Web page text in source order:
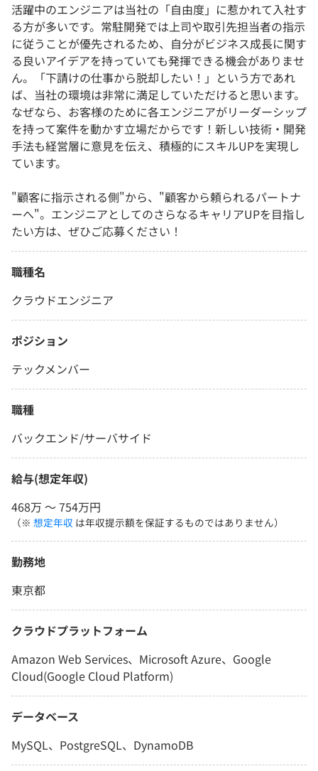
活躍中のエンジニアは当社の「自由度」に惹かれて入社す
る方が多いです。常駐開発では上司や取引先担当者の指示
に従うことが優先されるため、自分がビジネス成長に関す
る良いアイデアを持っていても発揮できる機会がありませ
ん。「下請けの仕事から脱却したい！」という方であれ
ば、当社の環境は非常に満足していただけると思います。
なぜなら、お客様のために各エンジニアがリーダーシップ
を持って案件を動かす立場だからです！新しい技術・開発
手法も経営層に意見を伝え、積極的にスキルUPを実現し
ています。
"顧客に指示される側"から、"顧客から頼られるパートナ
ーへ"。エンジニアとしてのさらなるキャリアUPを目指し
たい方は、ぜひご応募ください！
職種名
クラウドエンジニア
ポジション
テックメンバー
職種
バックエンド/サーバサイド
給与(想定年収)
468万 〜 754万円
（※ 想定年収 は年収提示額を保証するものではありません）
勤務地
東京都
クラウドプラットフォーム
Amazon Web Services、Microsoft Azure、Google
Cloud(Google Cloud Platform)
データベース
MySQL、PostgreSQL、DynamoDB